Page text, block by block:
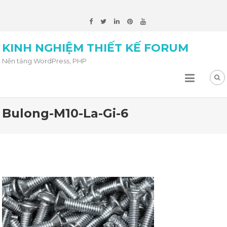
KINH NGHIỆM THIẾT KẾ FORUM
Nền tảng WordPress, PHP
Bulong-M10-La-Gi-6